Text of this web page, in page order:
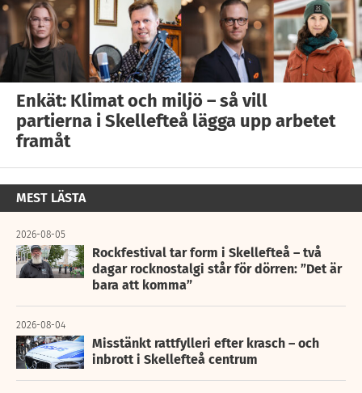
Enkät: Klimat och miljö – så vill
partierna i Skellefteå lägga upp arbetet
framåt
MEST LÄSTA
2026-08-05
Rockfestival tar form i Skellefteå – två
dagar rocknostalgi står för dörren: ”Det är
bara att komma”
2026-08-04
Misstänkt rattfylleri efter krasch – och
inbrott i Skellefteå centrum